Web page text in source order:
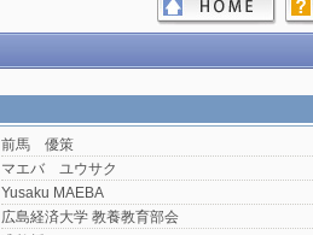
前馬 優策
マエバ ユウサク
Yusaku MAEBA
広島経済大学 教養教育部会